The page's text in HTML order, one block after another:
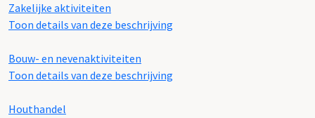
Zakelijke aktiviteiten
Toon details van deze beschrijving
Bouw- en nevenaktiviteiten
Toon details van deze beschrijving
Houthandel